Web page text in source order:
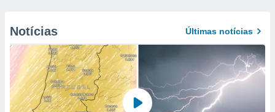
Notícias Últimas notícias